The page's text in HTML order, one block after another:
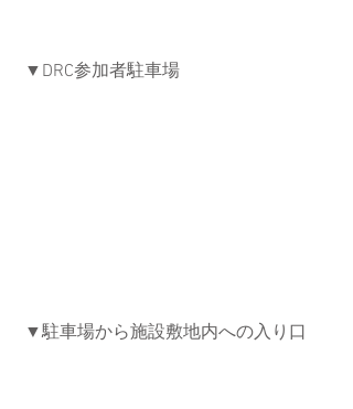
▼DRC参加者駐車場
▼駐車場から施設敷地内への入り口